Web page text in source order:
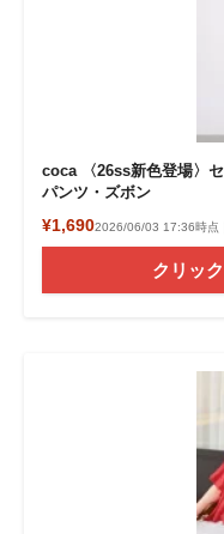
coca 〈26ss新色登場〉
パンツ・ズボン
¥1,6902026/06/03 17:36時点
クリッ